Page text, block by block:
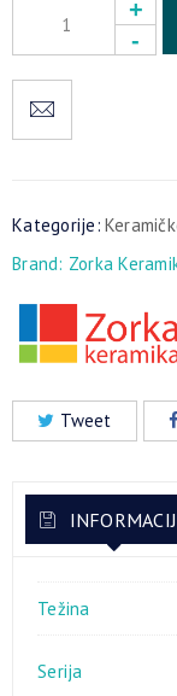
Kategorije:
Brand: Zorka
Tweet
Težina
Serija